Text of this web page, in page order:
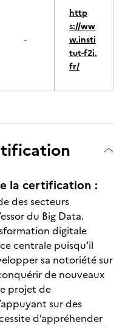
-
http
s://ww
w.insti
tut-f2i.
fr/
la certification :
des secteurs
du Big Data.
digitale
centrale puisqu’il
sa notoriété sur
de nouveaux
projet de
sur des
d’appréhender